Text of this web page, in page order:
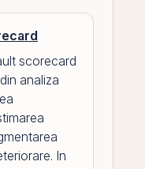
scorecard
analiza
In